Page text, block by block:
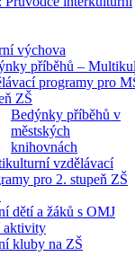
výchova
příběhů –
programy pro
ZŠ
Bedýnky příběhů v
městských
knihovnách
vzdělávací
pro 2. stupeň ZŠ
dětí a žáků s OMJ
aktivity
kluby na ZŠ